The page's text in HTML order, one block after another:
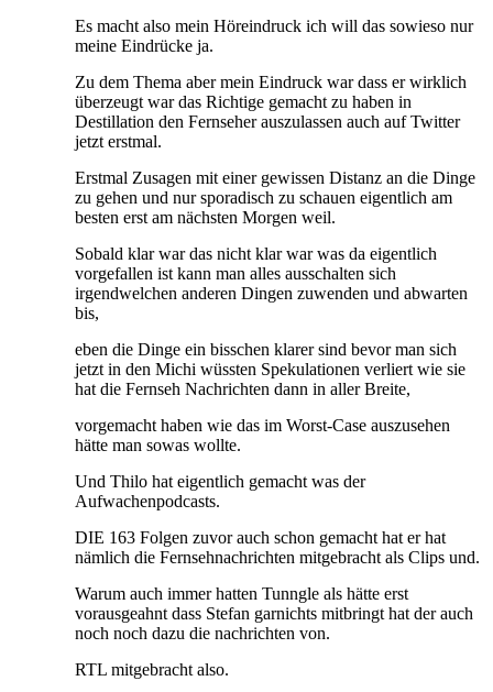
Es macht also mein Höreindruck ich will das sowieso nur
meine Eindrücke ja.
Zu dem Thema aber mein Eindruck war dass er wirklich
überzeugt war das Richtige gemacht zu haben in
Destillation den Fernseher auszulassen auch auf Twitter
jetzt erstmal.
Erstmal Zusagen mit einer gewissen Distanz an die Dinge
zu gehen und nur sporadisch zu schauen eigentlich am
besten erst am nächsten Morgen weil.
Sobald klar war das nicht klar war was da eigentlich
vorgefallen ist kann man alles ausschalten sich
irgendwelchen anderen Dingen zuwenden und abwarten
bis,
eben die Dinge ein bisschen klarer sind bevor man sich
jetzt in den Michi wüssten Spekulationen verliert wie sie
hat die Fernseh Nachrichten dann in aller Breite,
vorgemacht haben wie das im Worst-Case auszusehen
hätte man sowas wollte.
Und Thilo hat eigentlich gemacht was der
Aufwachenpodcasts.
DIE 163 Folgen zuvor auch schon gemacht hat er hat
nämlich die Fernsehnachrichten mitgebracht als Clips und.
Warum auch immer hatten Tunngle als hätte erst
vorausgeahnt dass Stefan garnichts mitbringt hat der auch
noch noch dazu die nachrichten von.
RTL mitgebracht also.